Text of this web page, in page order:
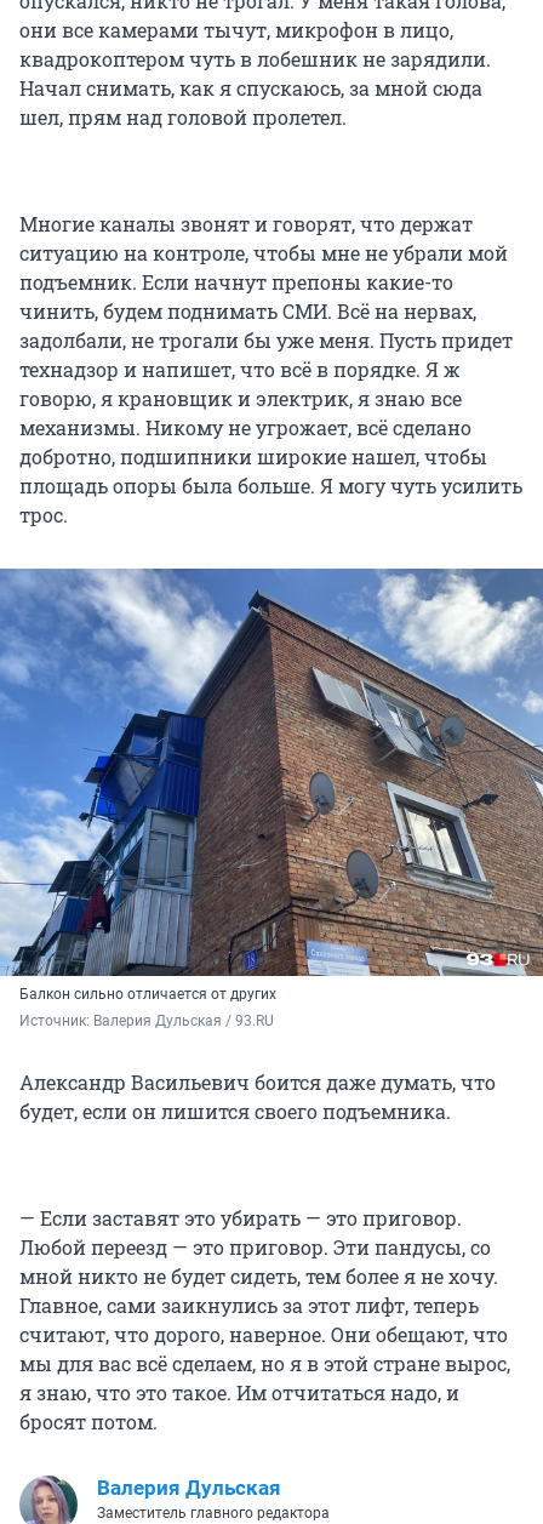
они все камерами тычут, микрофон в лицо,
квадрокоптером чуть в лобешник не зарядили.
Начал снимать, как я спускаюсь, за мной сюда
шел, прям над головой пролетел.
Многие каналы звонят и говорят, что держат
ситуацию на контроле, чтобы мне не убрали мой
подъемник. Если начнут препоны какие-то
чинить, будем поднимать СМИ. Всё на нервах,
задолбали, не трогали бы уже меня. Пусть придет
технадзор и напишет, что всё в порядке. Я ж
говорю, я крановщик и электрик, я знаю все
механизмы. Никому не угрожает, всё сделано
добротно, подшипники широкие нашел, чтобы
площадь опоры была больше. Я могу чуть усилить
трос.
Балкон сильно отличается от других
Источник: Валерия Дульская / 93.RU
Александр Васильевич боится даже думать, что
будет, если он лишится своего подъемника.
— Если заставят это убирать — это приговор.
Любой переезд — это приговор. Эти пандусы, со
мной никто не будет сидеть, тем более я не хочу.
Главное, сами заикнулись за этот лифт, теперь
считают, что дорого, наверное. Они обещают, что
мы для вас всё сделаем, но я в этой стране вырос,
я знаю, что это такое. Им отчитаться надо, и
бросят потом.
Валерия Дульская
Заместитель главного редактора